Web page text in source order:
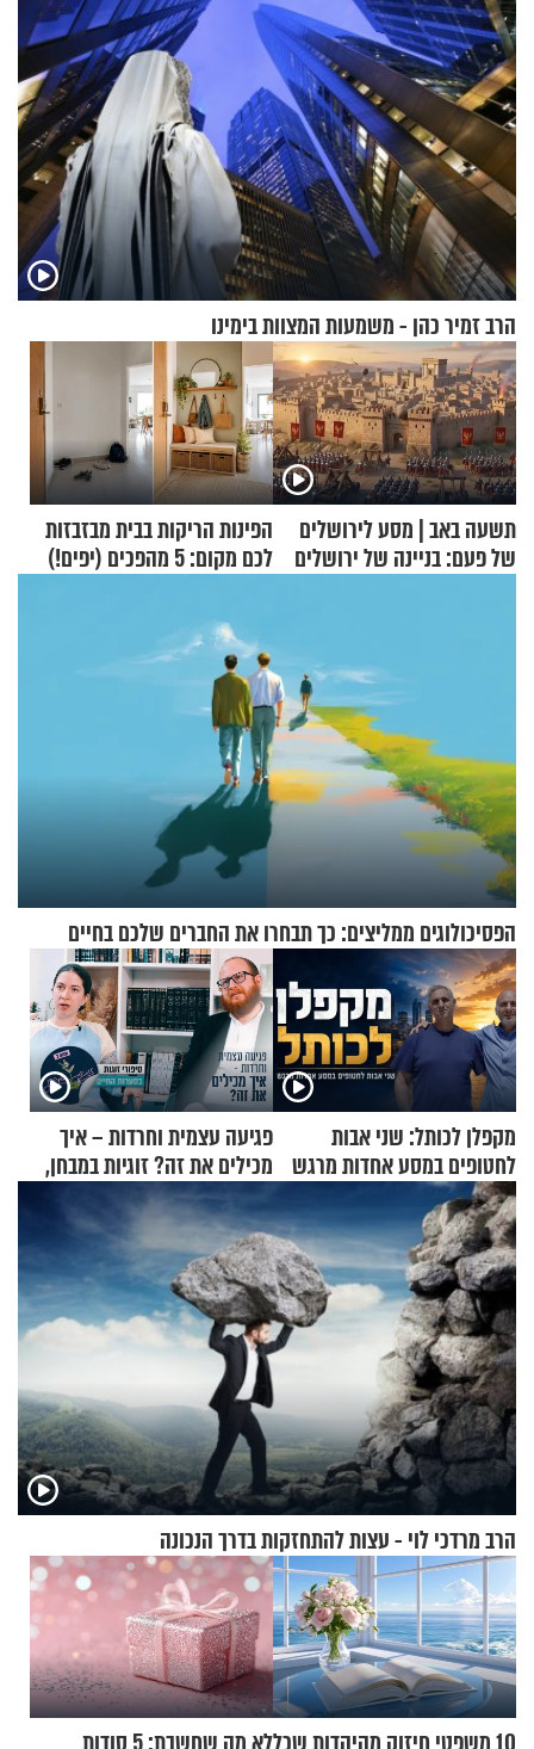
הרב זמיר כהן - משמעות המצוות בימינו
תשעה באב | מסע לירושלים
של פעם: בניינה של ירושלים
הפינות הריקות בבית מבזבזות
לכם מקום: 5 מהפכים (יפים!)
הפסיכולוגים ממליצים: כך תבחרו את החברים שלכם בחיים
מקפלן לכותל: שני אבות
לחטופים במסע אחדות מרגש
פגיעה עצמית וחרדות – איך
מכילים את זה? זוגיות במבחן,
הפעם עם יהודית ואלתר כהן
הרב מרדכי לוי - עצות להתחזקות בדרך הנכונה